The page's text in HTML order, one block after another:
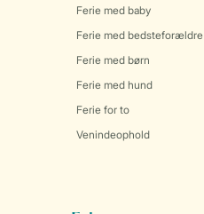
Ferie med baby
Ferie med bedsteforældre
Ferie med børn
Ferie med hund
Ferie for to
Venindeophold